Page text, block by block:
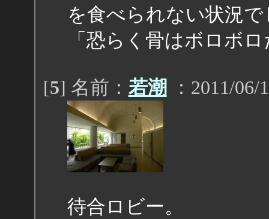
を食べられない状況
「恐らく骨はボロボ
[5] 名前： 若潮 ：2011/
待合ロビー。